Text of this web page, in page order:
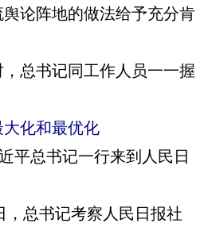
论阵地的做法给予充分肯
总书记同工作人员一一握
化和最优化
总书记一行来到人民日
总书记考察人民日报社